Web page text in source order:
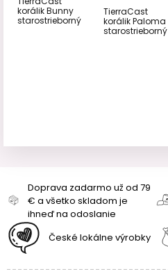
korálik Bunny
starostrieborný
TierraCast
korálik Paloma
starostrieborný
Doprava zadarmo už od 79
€ a všetko skladom je
ihneď na odoslanie
České lokálne výrobky